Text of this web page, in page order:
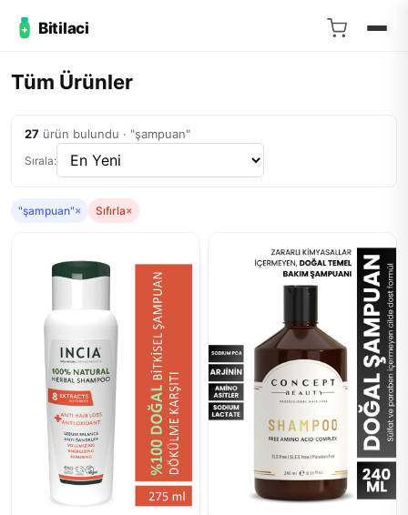
Bitilaci
Tüm Ürünler
27 ürün bulundu · "şampuan"
Sırala:
"şampuan"× Sıfırla×